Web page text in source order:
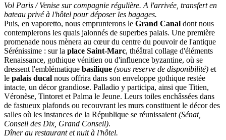
Vol Paris / Venise sur compagnie régulière. A l'arrivée, transfert en
bateau privé à l'hôtel pour déposer les bagages.
Puis, en vaporetto, nous emprunterons le Grand Canal dont nous
contemplerons les quais jalonnés de superbes palais. Une première
promenade nous mènera au cœur du centre du pouvoir de l'antique
Sérénissime : sur la place Saint-Marc, théâtral collage d'éléments
Renaissance, gothique vénitien ou d'influence byzantine, où se
dressent l'emblématique basilique (sous reserve de disponibilité) et
le palais ducal nous offrira dans son enveloppe gothique restée
intacte, un décor grandiose. Palladio y participa, ainsi que Titien,
Véronèse, Tintoret et Palma le Jeune. Leurs toiles enchâssées dans
de fastueux plafonds ou recouvrant les murs constituent le décor des
salles où les instances de la République se réunissaient (Sénat,
Conseil des Dix, Grand Conseil).
Dîner au restaurant et nuit à l'hôtel.